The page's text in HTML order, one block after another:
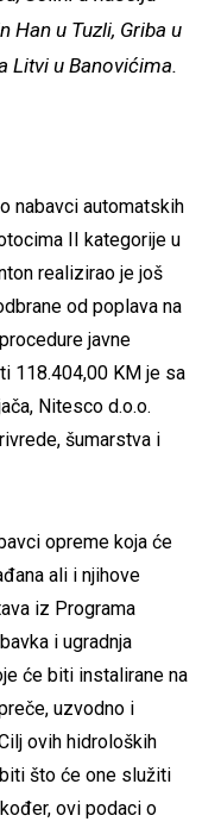
Han u Tuzli, Griba u
Litvi u Banovićima.
nabavci automatskih
II kategorije u
realizirao je još
od poplava na
javne
118.404,00 KM je sa
Nitesco d.o.o.
šumarstva i
opreme koja će
ali i njihove
iz Programa
i ugradnja
će biti instalirane na
uzvodno i
ovih hidroloških
što će one služiti
ovi podaci o